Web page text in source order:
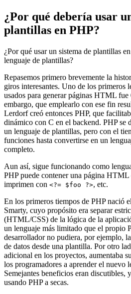
¿Por qué debería usar
plantillas en PHP?
¿Por qué usar un sistema de plantillas
lenguaje de plantillas?
Repasemos primero brevemente la
giros interesantes. Uno de los primeros
usados para generar páginas HTML
embargo, que emplearlo con ese fin
Lerdorf creó entonces PHP, que
dinámico con C en el backend. PHP se
un lenguaje de plantillas, pero con el
funciones hasta convertirse en un
completo.
Aun así, sigue funcionando como
PHP puede contener una página HTML
imprimen con <?= $foo ?>, etc.
En los primeros tiempos de PHP nació
Smarty, cuyo propósito era separar
(HTML/CSS) de la lógica de la
un lenguaje más limitado que el propio
desarrollador no pudiera, por ejemplo,
de datos desde una plantilla. Por otro
adicional en los proyectos, aumentaba
los programadores a aprender el nuevo
Semejantes beneficios eran discutibles,
usando PHP a secas.